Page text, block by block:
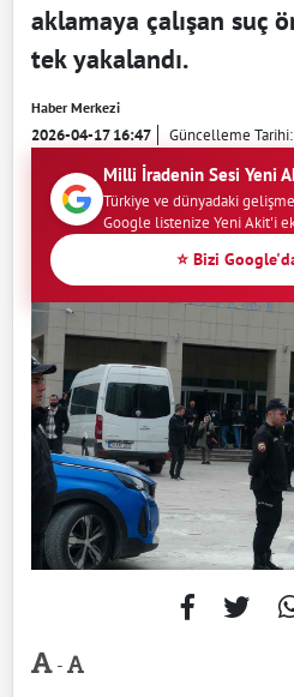
aklamaya çalışan suç
tek yakalandı.
Haber Merkezi
2026-04-17 16:47 Güncelleme Tarihi:
Milli İradenin Sesi Yeni
Türkiye ve dünyadaki
Google listenize Yeni Akit'i
⭐ Bizi
-